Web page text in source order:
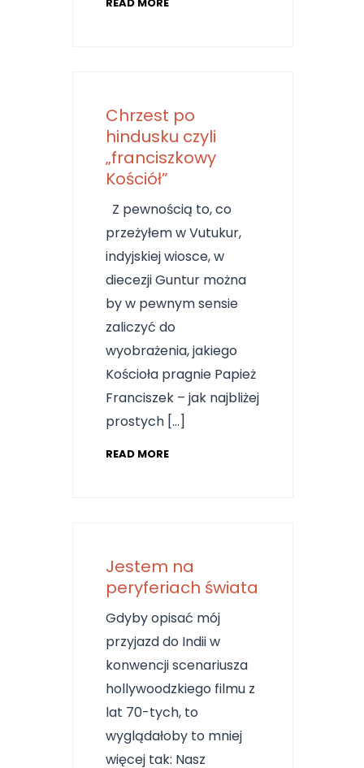
Chrzest po
hindusku czyli
„franciszkowy
Kościół”
Z pewnością to, co
przeżyłem w Vutukur,
indyjskiej wiosce, w
diecezji Guntur można
by w pewnym sensie
zaliczyć do
wyobrażenia, jakiego
Kościoła pragnie Papież
Franciszek – jak najbliżej
prostych […]
READ MORE
Jestem na
peryferiach świata
Gdyby opisać mój
przyjazd do Indii w
konwencji scenariusza
hollywoodzkiego filmu z
lat 70-tych, to
wyglądałoby to mniej
więcej tak: Nasz